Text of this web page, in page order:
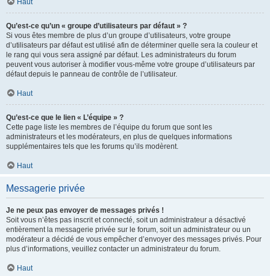
Haut
Qu’est-ce qu’un « groupe d’utilisateurs par défaut » ?
Si vous êtes membre de plus d’un groupe d’utilisateurs, votre groupe
d’utilisateurs par défaut est utilisé afin de déterminer quelle sera la couleur et
le rang qui vous sera assigné par défaut. Les administrateurs du forum
peuvent vous autoriser à modifier vous-même votre groupe d’utilisateurs par
défaut depuis le panneau de contrôle de l’utilisateur.
Haut
Qu’est-ce que le lien « L’équipe » ?
Cette page liste les membres de l’équipe du forum que sont les
administrateurs et les modérateurs, en plus de quelques informations
supplémentaires tels que les forums qu’ils modèrent.
Haut
Messagerie privée
Je ne peux pas envoyer de messages privés !
Soit vous n’êtes pas inscrit et connecté, soit un administrateur a désactivé
entièrement la messagerie privée sur le forum, soit un administrateur ou un
modérateur a décidé de vous empêcher d’envoyer des messages privés. Pour
plus d’informations, veuillez contacter un administrateur du forum.
Haut